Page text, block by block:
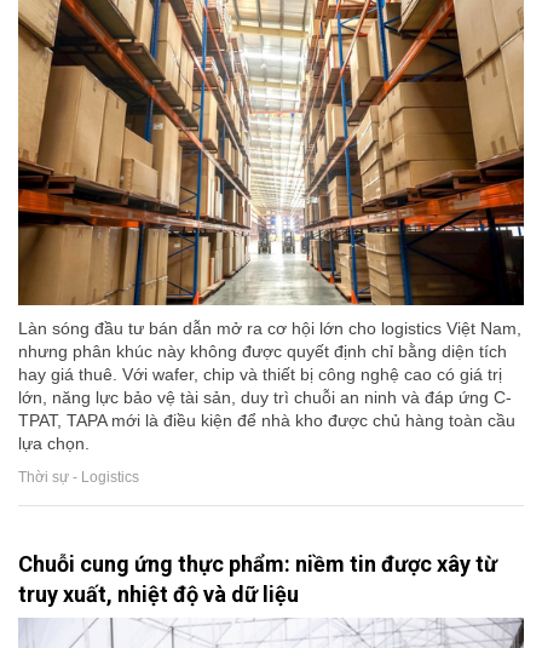
Làn sóng đầu tư bán dẫn mở ra cơ hội lớn cho logistics Việt Nam,
nhưng phân khúc này không được quyết định chỉ bằng diện tích
hay giá thuê. Với wafer, chip và thiết bị công nghệ cao có giá trị
lớn, năng lực bảo vệ tài sản, duy trì chuỗi an ninh và đáp ứng C-
TPAT, TAPA mới là điều kiện để nhà kho được chủ hàng toàn cầu
lựa chọn.
Thời sự - Logistics
Chuỗi cung ứng thực phẩm: niềm tin được xây từ
truy xuất, nhiệt độ và dữ liệu